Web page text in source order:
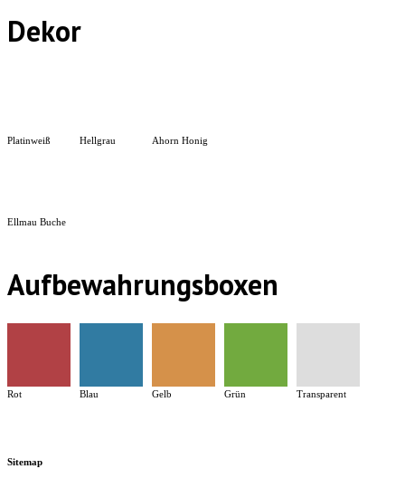
Dekor
Platinweiß Hellgrau Ahorn Honig
Ellmau Buche
Aufbewahrungsboxen
Rot Blau Gelb Grün Transparent
Sitemap